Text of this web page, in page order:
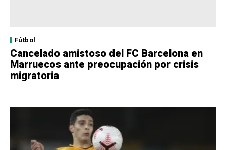
Fútbol
Cancelado amistoso del FC Barcelona en
Marruecos ante preocupación por crisis
migratoria